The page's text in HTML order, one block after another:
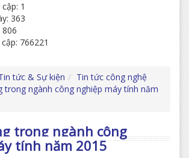
1
363
766221
tức & Sự kiện
Tin tức công nghệ
trong ngành công nghiệp máy tính năm
trong ngành công
tính năm 2015